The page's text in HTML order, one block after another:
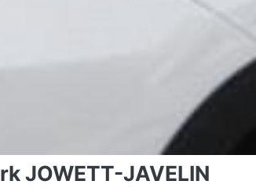
JOWETT-JAVELIN